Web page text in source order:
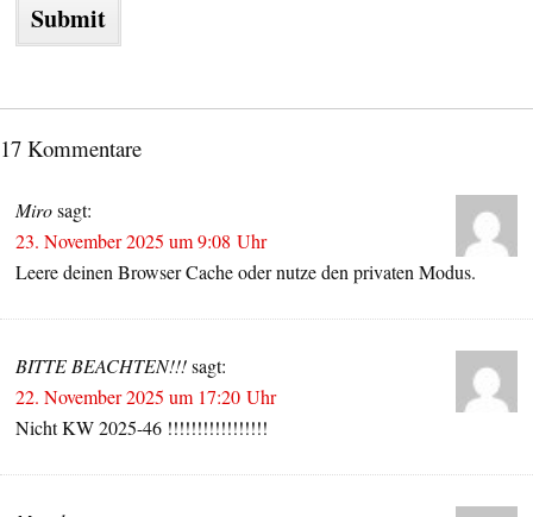
17 Kommentare
Mirosagt:
23. November 2025 um 9:08 Uhr
Leere deinen Browser Cache oder nutze den privaten Modus.
BITTE BEACHTEN!!!sagt:
22. November 2025 um 17:20 Uhr
Nicht KW 2025-46 !!!!!!!!!!!!!!!!!